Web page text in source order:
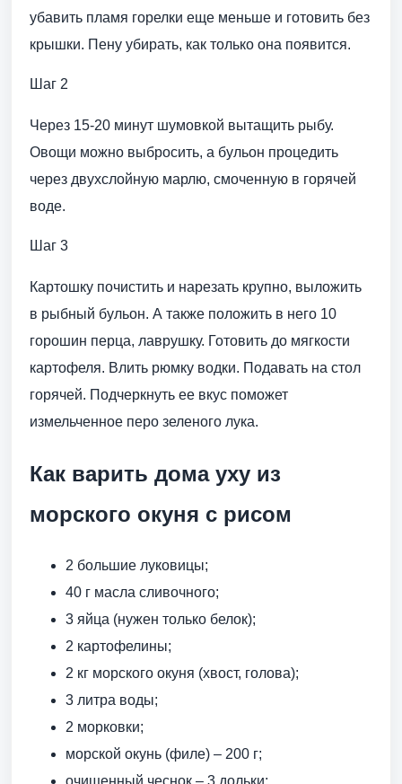
убавить пламя горелки еще меньше и готовить без
крышки. Пену убирать, как только она появится.
Шаг 2
Через 15-20 минут шумовкой вытащить рыбу.
Овощи можно выбросить, а бульон процедить
через двухслойную марлю, смоченную в горячей
воде.
Шаг 3
Картошку почистить и нарезать крупно, выложить
в рыбный бульон. А также положить в него 10
горошин перца, лаврушку. Готовить до мягкости
картофеля. Влить рюмку водки. Подавать на стол
горячей. Подчеркнуть ее вкус поможет
измельченное перо зеленого лука.
Как варить дома уху из
морского окуня с рисом
2 большие луковицы;
40 г масла сливочного;
3 яйца (нужен только белок);
2 картофелины;
2 кг морского окуня (хвост, голова);
3 литра воды;
2 морковки;
морской окунь (филе) – 200 г;
очищенный чеснок – 3 дольки;